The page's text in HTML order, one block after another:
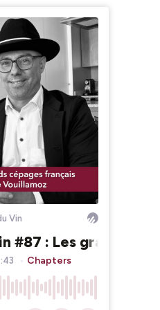
Vin
#87 : Les grands
Chapters